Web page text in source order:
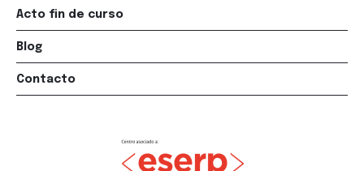
Acto fin de curso
Blog
Contacto